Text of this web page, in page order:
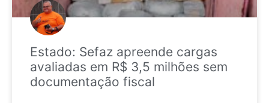
Estado: Sefaz apreende cargas
avaliadas em R$ 3,5 milhões sem
documentação fiscal